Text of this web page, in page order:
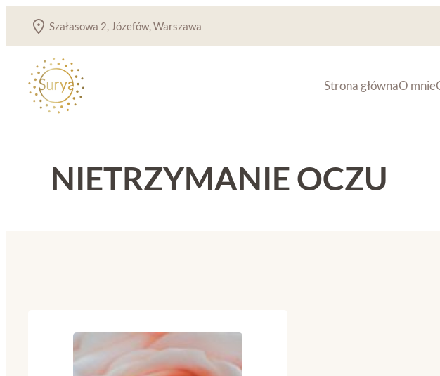
Szałasowa 2, Józefów, Warszawa
Strona głównaO mnie
NIETRZYMANIE OCZU